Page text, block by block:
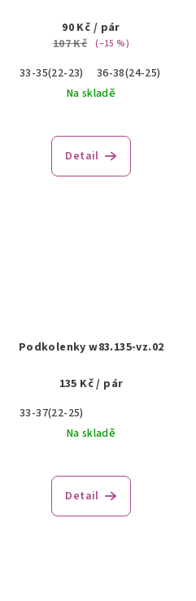
90 Kč / pár
107 Kč (–15 %)
33-35(22-23)
36-38(24-25)
Na skladě
Detail
Podkolenky w83.135-vz.02
135 Kč/ pár
33-37(22-25)
Na skladě
Detail